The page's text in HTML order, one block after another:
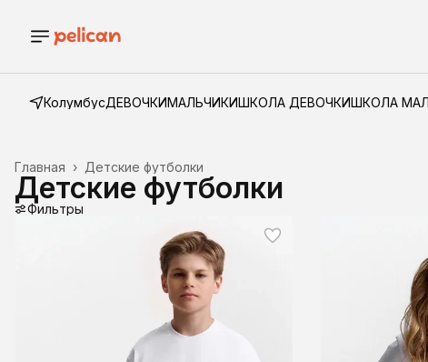
КолумбусДЕВОЧКИМАЛЬЧИКИШКОЛА ДЕВОЧКИШКОЛА
Детские футболки
Главная ›
Детские футболки
Фильтры